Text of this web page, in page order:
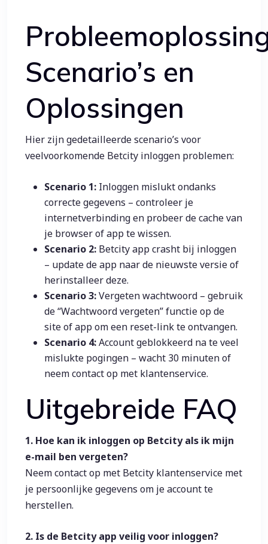
Scenario’s en
Oplossingen
Hier zijn gedetailleerde scenario’s voor
veelvoorkomende Betcity inloggen problemen:
Scenario 1: Inloggen mislukt ondanks
correcte gegevens – controleer je
internetverbinding en probeer de cache van
je browser of app te wissen.
Scenario 2: Betcity app crasht bij inloggen
– update de app naar de nieuwste versie of
herinstalleer deze.
Scenario 3:Vergeten wachtwoord – gebruik
de “Wachtwoord vergeten” functie op de
site of app om een reset-link te ontvangen.
Scenario 4:Account geblokkeerd na te veel
mislukte pogingen – wacht 30 minuten of
neem contact op met klantenservice.
Uitgebreide FAQ
1. Hoe kan ik inloggen op Betcity als ik mijn
e-mail ben vergeten?
Neem contact op met Betcity klantenservice met
je persoonlijke gegevens om je account te
herstellen.
2. Is de Betcity app veilig voor inloggen?